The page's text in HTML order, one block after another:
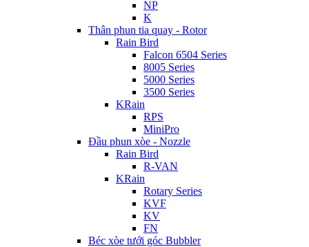
NP
K
Thân phun tia quay - Rotor
Rain Bird
Falcon 6504 Series
8005 Series
5000 Series
3500 Series
KRain
RPS
MiniPro
Đầu phun xòe - Nozzle
Rain Bird
R-VAN
KRain
Rotary Series
KVF
KV
FN
Béc xòe tưới góc Bubbler